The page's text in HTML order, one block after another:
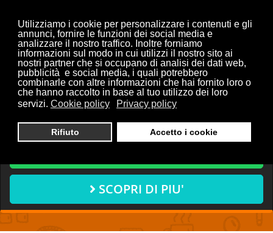
Utilizziamo i cookie per personalizzare i contenuti e gli
annunci, fornire le funzioni dei social media e
analizzare il nostro traffico. Inoltre forniamo
informazioni sul modo in cui utilizzi il nostro sito ai
nostri partner che si occupano di analisi dei dati web,
pubblicità e social media, i quali potrebbero
combinarle con altre informazioni che hai fornito loro o
che hanno raccolto in base al tuo utilizzo dei loro
servizi. Cookie policy Privacy policy
Rifiuto Accetto i cookie
Vuoi discutere con noi del
tuo progetto?
CONTATTACI ORA
SCOPRI DI PIU'